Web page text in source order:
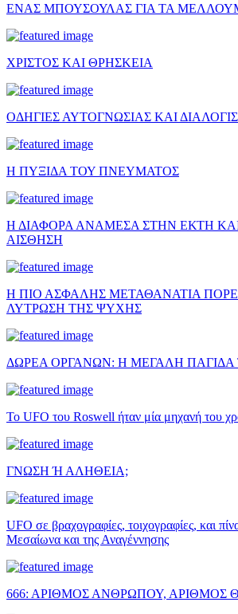
ΕΝΑΣ ΜΠΟΥΣΟΥΛΑΣ ΓΙΑ ΤΑ
ΧΡΙΣΤΟΣ ΚΑΙ ΘΡΗΣΚΕΙΑ
ΟΔΗΓΙΕΣ ΑΥΤΟΓΝΩΣΙΑΣ ΚΑΙ
Η ΠΥΞΙΔΑ ΤΟΥ ΠΝΕΥΜΑΤΟΣ
Η ΔΙΑΦΟΡΑ ΑΝΑΜΕΣΑ ΣΤΗΝ ΕΚΤΗ
ΑΙΣΘΗΣΗ
Η ΠΙΟ ΑΣΦΑΛΗΣ ΜΕΤΑΘΑΝΑΤΙΑ
ΛΥΤΡΩΣΗ ΤΗΣ ΨΥΧΗΣ
ΔΩΡΕΑ ΟΡΓΑΝΩΝ: Η ΜΕΓΑΛΗ
Το UFO του Roswell ήταν μία μηχανή του
ΓΝΩΣΗ Ή ΑΛΗΘΕΙΑ;
UFO σε βραχογραφίες, τοιχογραφίες, και
Μεσαίωνα και της Αναγέννησης
666: ΑΡΙΘΜΟΣ ΑΝΘΡΩΠΟΥ, ΑΡΙΘΜΟΣ